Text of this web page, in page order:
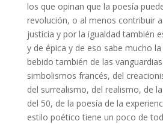
los que opinan que la poesía
revolución, o al menos contribuir
justicia y por la igualdad también
y de épica y de eso sabe mucho
bebido también de las
simbolismos francés, del
del surrealismo, del realismo, de
del 50, de la poesía de la
estilo poético tiene un poco de